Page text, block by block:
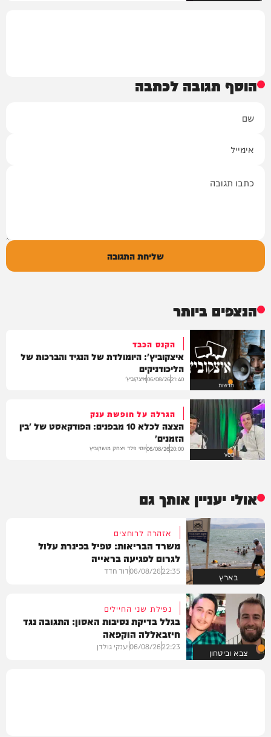
הוסף תגובה לכתבה
שליחת התגובה
הנצפים ביותר
חדשות
הקנס הכבד
איצקוביץ': היומולדת של הנגיד והברכות של
הליכודניקים
21:40
06/08/26איצקוביץ'
VOD
הגרלה על חופשת ענק
הצצה לכלא 10 מבפנים: הפודקאסט של 'בין
הזמנים'
20:00
06/08/26יוסי פלד ויצחק מושקוביץ
אולי יעניין אותך גם
בארץ
אזהרה לרוחצים
משרד הבריאות: טפיל בכינרת עלול
לגרום לפגיעה בראייה
22:35
06/08/26דוד חדד
צבא וביטחון
נפילת שני החיילים
בגלל בדיקת נסיבות האסון: התגובה נגד
חיזבאללה הוקפאה
22:23
06/08/26יענקי גולדן